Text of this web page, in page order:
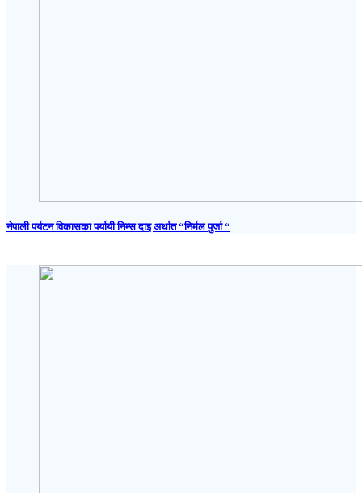
नेपाली पर्यटन विकासका पर्यायी निम्स दाइ अर्थात “निर्मल पुर्जा “